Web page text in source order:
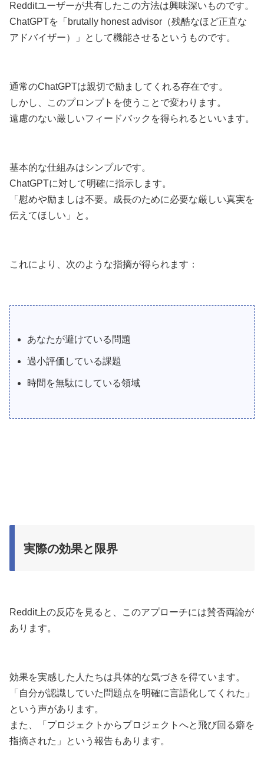
Redditユーザーが共有したこの方法は興味深いものです。
ChatGPTを「brutally honest advisor（残酷なほど正直な
アドバイザー）」として機能させるというものです。
通常のChatGPTは親切で励ましてくれる存在です。
しかし、このプロンプトを使うことで変わります。
遠慮のない厳しいフィードバックを得られるといいます。
基本的な仕組みはシンプルです。
ChatGPTに対して明確に指示します。
「慰めや励ましは不要。成長のために必要な厳しい真実を
伝えてほしい」と。
これにより、次のような指摘が得られます：
あなたが避けている問題
過小評価している課題
時間を無駄にしている領域
実際の効果と限界
Reddit上の反応を見ると、このアプローチには賛否両論が
あります。
効果を実感した人たちは具体的な気づきを得ています。
「自分が認識していた問題点を明確に言語化してくれた」
という声があります。
また、「プロジェクトからプロジェクトへと飛び回る癖を
指摘された」という報告もあります。